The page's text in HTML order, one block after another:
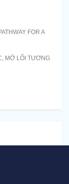
FOR A
MỞ LỐI TƯƠNG